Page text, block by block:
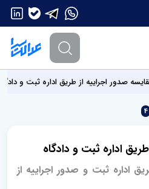
صدور اجراییه از طریق اداره ثبت و
4
اداره ثبت و دادگاه
اداره ثبت و صدور اجراییه از